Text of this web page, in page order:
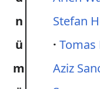
n
ü
m
Stefan
Tomas
Aziz